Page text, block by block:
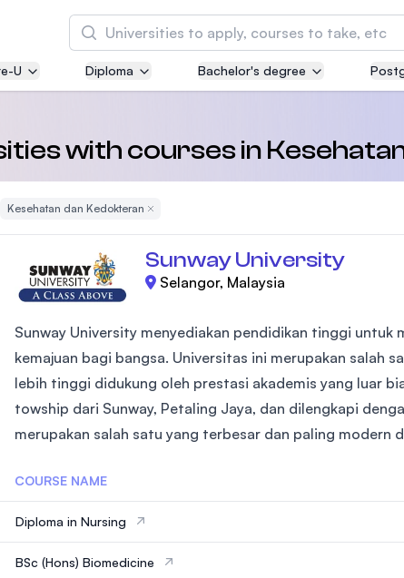
Cari
Asia Pacific University of
Well-known for Computer Science, IT
courses
International Medical University
Malaysia's first and most established
and healthcare university
MBA by Central Bank of Malaysia in
the Massachusetts Institute of
SEGi University Kota Damansara
U Diploma Bachelor's degree
with courses in
Kesehatan dan Kedokteran Remove Filter
Sunway University
Selangor, Malaysia
Sunway University menyediakan pendidikan tinggi untuk
kemajuan bagi bangsa. Universitas ini merupakan salah
lebih tinggi didukung oleh prestasi akademis yang luar
towship dari Sunway, Petaling Jaya, dan dilengkapi
merupakan salah satu yang terbesar dan paling modern
COURSE NAME
Diploma in Nursing
BSc (Hons) Biomedicine